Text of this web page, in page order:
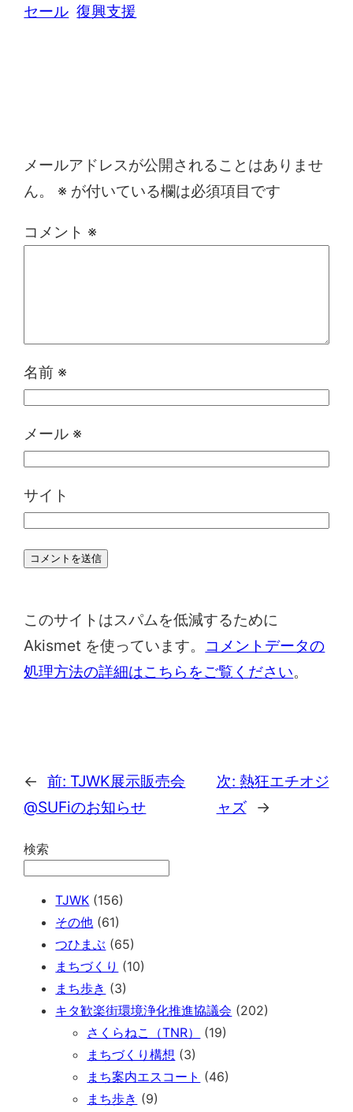
セール 復興支援
メールアドレスが公開されることはありませ
ん。
※ が付いている欄は必須項目です
コメント ※
名前 ※
メール ※
サイト
このサイトはスパムを低減するために
Akismet を使っています。
コメントデータの
処理方法の詳細はこちらをご覧ください。
← 前: TJWK展示販売会
@SUFiのお知らせ
次: 熱狂エチオジ
ャズ
→
検索
TJWK (156)
その他 (61)
つひまぶ (65)
まちづくり (10)
まち歩き (3)
キタ歓楽街環境浄化推進協議会 (202)
さくらねこ（TNR）
(19)
まちづくり構想 (3)
まち案内エスコート (46)
まち歩き (9)